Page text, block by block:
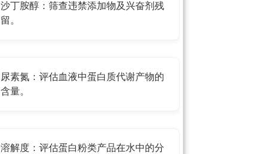
沙丁胺醇：筛查违禁添加物及兴奋剂残
留。
尿素氮：评估血液中蛋白质代谢产物的
含量。
溶解度：评估蛋白粉类产品在水中的分